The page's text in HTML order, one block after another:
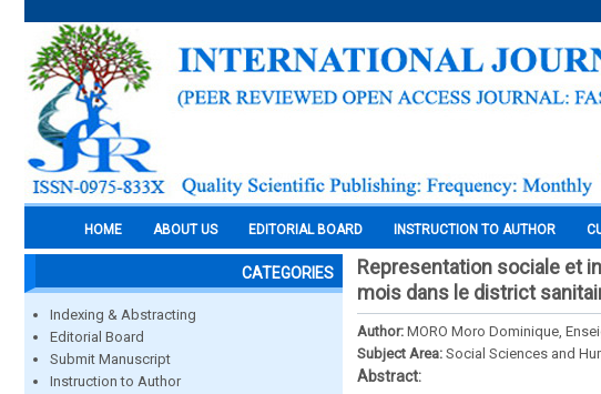
HOME ABOUT US EDITORIAL BOARD INSTRUCTION TO AUTHOR
CATEGORIES
Indexing & Abstracting
Editorial Board
Submit Manuscript
Instruction to Author
Representation sociale et
mois dans le district
Author: MORO Moro Dominique,
Subject Area: Social Sciences and
Abstract: